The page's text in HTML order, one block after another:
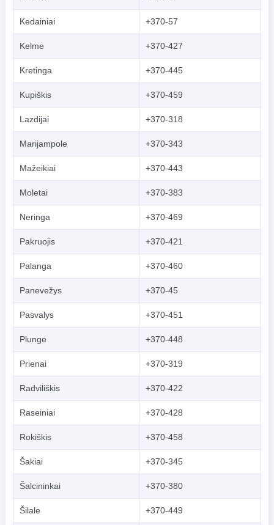
Kedainiai +370-57
Kelme +370-427
Kretinga +370-445
Kupiškis +370-459
Lazdijai +370-318
Marijampole +370-343
Mažeikiai +370-443
Moletai +370-383
Neringa +370-469
Pakruojis +370-421
Palanga +370-460
Panevežys +370-45
Pasvalys +370-451
Plunge +370-448
Prienai +370-319
Radviliškis +370-422
Raseiniai +370-428
Rokiškis +370-458
Šakiai +370-345
Šalcininkai +370-380
Šilale +370-449